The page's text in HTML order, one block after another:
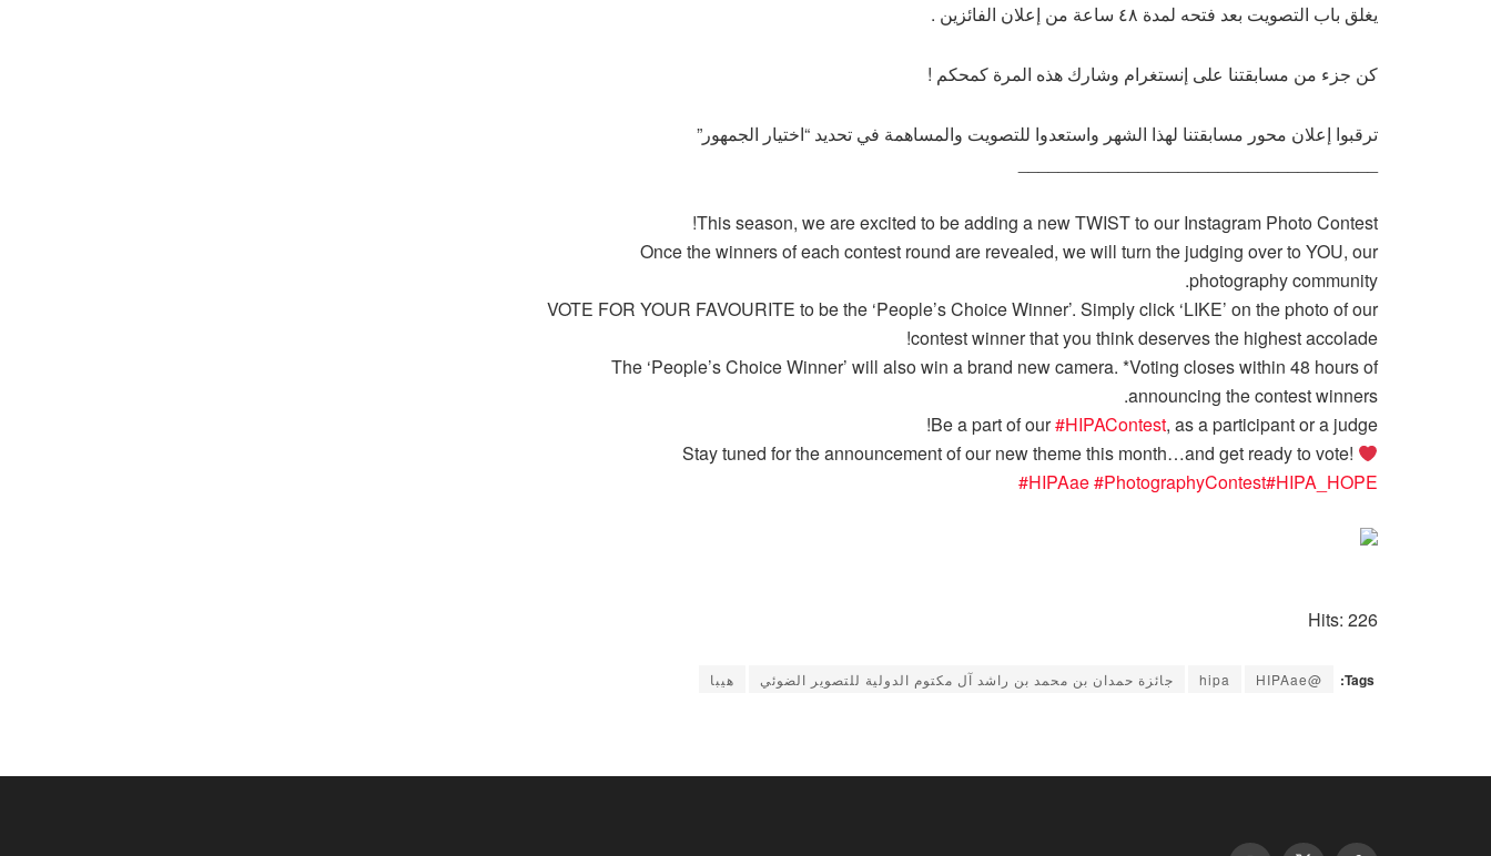
يغلق باب التصويت بعد فتحه لمدة ٤٨ ساعة من إعلان الفائزين .
كن جزء من مسابقتنا على إنستغرام وشارك هذه المرة كمحكم !
ترقبوا إعلان محور مسابقتنا لهذا الشهر واستعدوا للتصويت والمساهمة في تحديد “اختيار الجمهور”
This season, we are excited to be adding a new TWIST to our Instagram Photo Contest!
Once the winners of each contest round are revealed, we will turn the judging over to YOU, our
photography community.
VOTE FOR YOUR FAVOURITE to be the ‘People’s Choice Winner’. Simply click ‘LIKE’ on the photo of our
contest winner that you think deserves the highest accolade!
The ‘People’s Choice Winner’ will also win a brand new camera. *Voting closes within 48 hours of
announcing the contest winners.
Be a part of our#HIPAContest, as a participant or a judge!
Stay tuned for the announcement of our new theme this month…and get ready to vote!
#HIPAae#PhotographyContest#HIPA_HOPE
Hits: 226
Tags:
@HIPAae
hipa جائزة حمدان بن محمد بن راشد آل مكتوم الدولية للتصوير الضوئي هيبا